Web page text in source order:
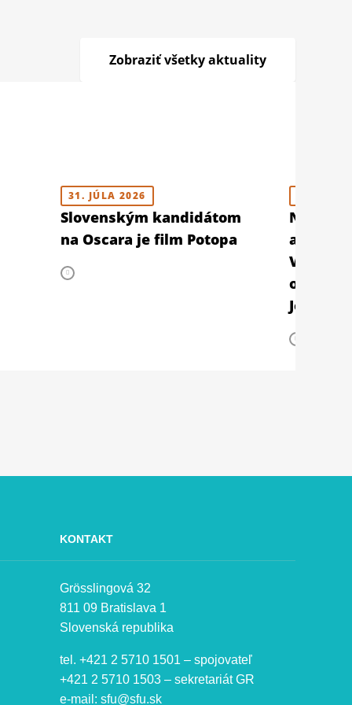
31. JÚLA 2026
Slovenským kandidátom
na Oscara je film Potopa
Na blu-
Zobraziť všetky aktuality
KONTAKT
Grösslingová 32
811 09 Bratislava 1
Slovenská republika
tel. +421 2 5710 1501 – spojovateľ
+421 2 5710 1503 – sekretariát GR
e-mail: sfu@sfu.sk